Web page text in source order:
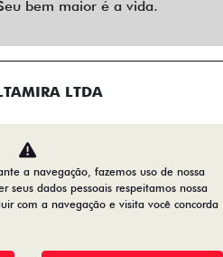
bem maior é a vida.
LTDA
® Direitos Reservados.
a navegação, fazemos uso de nossa
seus dados pessoais respeitamos nossa
com a navegação e visita você concorda